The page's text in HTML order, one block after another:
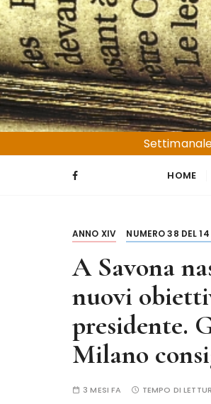
S
a
l
t
a
a
l
c
Trucioli
Liguria e Basso Piemonte
HOME
ANNO XIV NUMERO 38 DEL
A Savona
nuovi
presidente.
Milano
3 MESI FA TEMPO DI